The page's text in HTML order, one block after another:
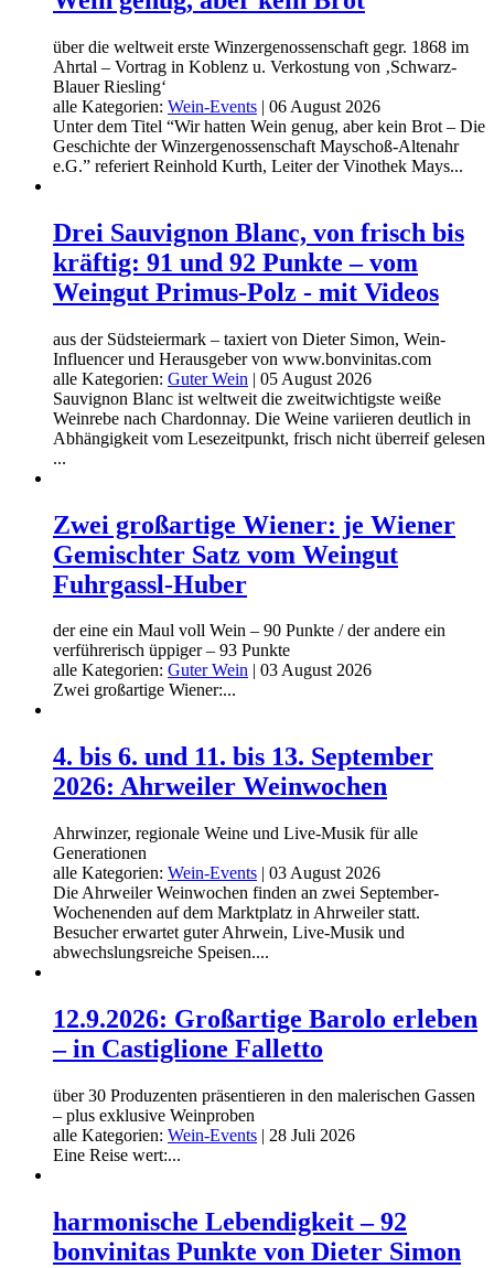
über die weltweit erste Winzergenossenschaft gegr. 1868 im
Ahrtal – Vortrag in Koblenz u. Verkostung von ‚Schwarz-
Blauer Riesling‘
alle Kategorien: Wein-Events | 06 August 2026
Unter dem Titel “Wir hatten Wein genug, aber kein Brot – Die
Geschichte der Winzergenossenschaft Mayschoß-Altenahr
e.G.” referiert Reinhold Kurth, Leiter der Vinothek Mays...
Drei Sauvignon Blanc, von frisch bis
kräftig: 91 und 92 Punkte – vom
Weingut Primus-Polz - mit Videos
aus der Südsteiermark – taxiert von Dieter Simon, Wein-
Influencer und Herausgeber von www.bonvinitas.com
alle Kategorien: Guter Wein | 05 August 2026
Sauvignon Blanc ist weltweit die zweitwichtigste weiße
Weinrebe nach Chardonnay. Die Weine variieren deutlich in
Abhängigkeit vom Lesezeitpunkt, frisch nicht überreif gelesen
...
Zwei großartige Wiener: je Wiener
Gemischter Satz vom Weingut
Fuhrgassl-Huber
der eine ein Maul voll Wein – 90 Punkte / der andere ein
verführerisch üppiger – 93 Punkte
alle Kategorien: Guter Wein | 03 August 2026
Zwei großartige Wiener:...
4. bis 6. und 11. bis 13. September
2026: Ahrweiler Weinwochen
Ahrwinzer, regionale Weine und Live-Musik für alle
Generationen
alle Kategorien: Wein-Events | 03 August 2026
Die Ahrweiler Weinwochen finden an zwei September-
Wochenenden auf dem Marktplatz in Ahrweiler statt.
Besucher erwartet guter Ahrwein, Live-Musik und
abwechslungsreiche Speisen....
12.9.2026: Großartige Barolo erleben
– in Castiglione Falletto
über 30 Produzenten präsentieren in den malerischen Gassen
– plus exklusive Weinproben
alle Kategorien: Wein-Events | 28 Juli 2026
Eine Reise wert:...
harmonische Lebendigkeit – 92
bonvinitas Punkte von Dieter Simon